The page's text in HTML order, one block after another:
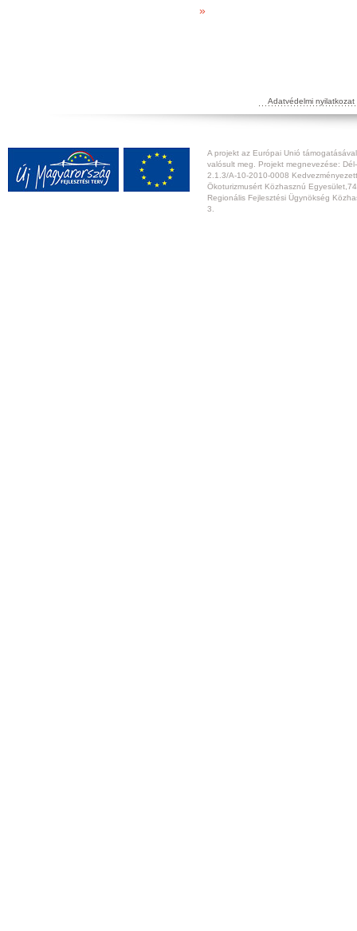
»
Adatvédelmi nyilatkozat
A projekt az Európai Unió
valósult meg. Projekt megnevezése:
2.1.3/A-10-2010-0008
Ökoturizmusért Közhasznú
Regionális Fejlesztési Ügynökség
3.